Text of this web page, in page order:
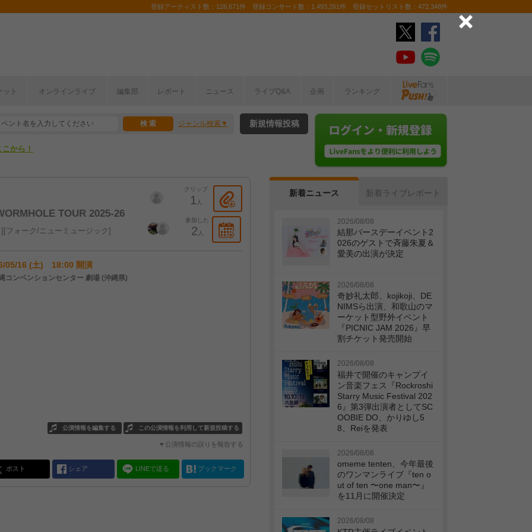
登録アーティスト数：126,671件 登録コンサート数：1,493,261件 登録セットリスト数：472,348件
ット オンラインライブ 編集部 レポート ニュース ライブQ&A 企画 ランキング
ジャンル検索
半期編発表！
から！
新規情報投稿
TOUR 2025-26
クリップ
1 人
参加した
2 人
フォーク/ニューミュージック
05/16 (土) 18:00 開演
コンベンションセンター 劇場 (沖縄県)
この公演情報を利用して新規投稿する
公演情報を編集する
▼公演情報の誤りを報告する
ポスト シェア LINEで送る ブックマーク
新着ニュース 新着ライブレポート
2026/08/08
結那バースデーイベント2
026のゲストで斉藤朱夏＆
愛美の出演が決定
2026/08/08
奇妙礼太郎、kojikoji、DE
NIMSら出演、和歌山のマ
ーケット型野外イベント
『PICNIC JAM 2026』早
割チケット発売開始
2026/08/08
福井で開催のキャンプイ
ン音楽フェス『Rockroshi
Starry Music Festival 202
6』第3弾出演者としてSC
OOBIE DO、かりゆし5
8、Reiを発表
2026/08/08
omeme tenten、今年最後
のワンマンライブ『ten o
ut of ten 〜one man〜』
を11月に開催決定
2026/08/08